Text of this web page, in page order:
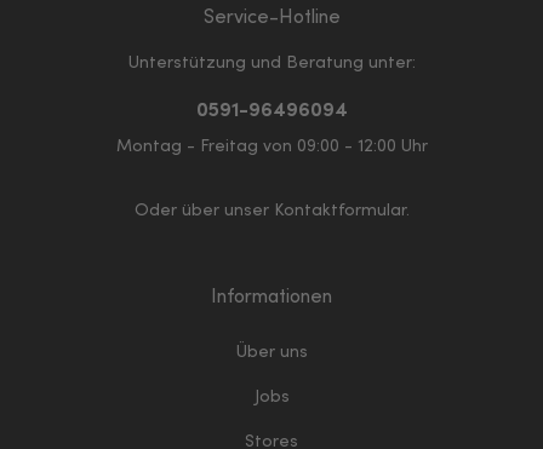
Service-Hotline
Unterstützung und Beratung unter:
0591-96496094
Montag - Freitag von 09:00 - 12:00 Uhr
Oder über unser Kontaktformular.
Informationen
Über uns
Jobs
Stores